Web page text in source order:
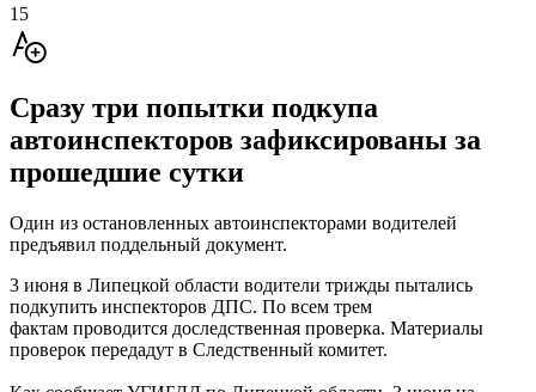
15
Сразу три попытки подкупа
автоинспекторов зафиксированы за
прошедшие сутки
Один из остановленных автоинспекторами водителей
предъявил поддельный документ.
3 июня в Липецкой области водители трижды пытались
подкупить инспекторов ДПС. По всем трем
фактам проводится доследственная проверка. Материалы
проверок передадут в Следственный комитет.